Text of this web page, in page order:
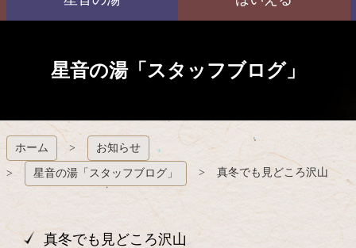
星音の湯「スタッフブログ」
ホーム お知らせ
星音の湯「スタッフブログ」 真冬でも見どころ沢山
真冬でも見どころ沢山